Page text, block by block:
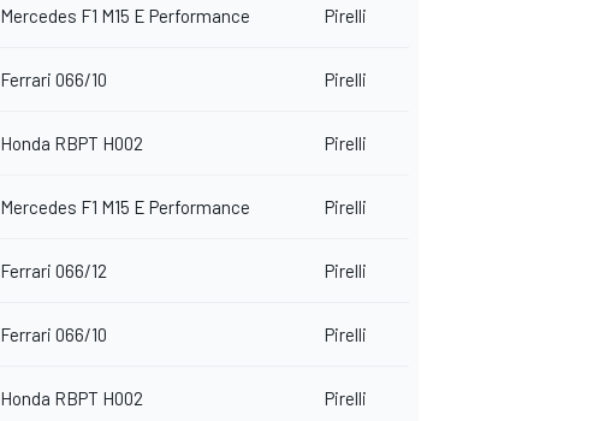
Mercedes F1 M15 E Performance Pirelli
Ferrari 066/10 Pirelli
Honda RBPT H002 Pirelli
Mercedes F1 M15 E Performance Pirelli
Ferrari 066/12 Pirelli
Ferrari 066/10 Pirelli
Honda RBPT H002 Pirelli